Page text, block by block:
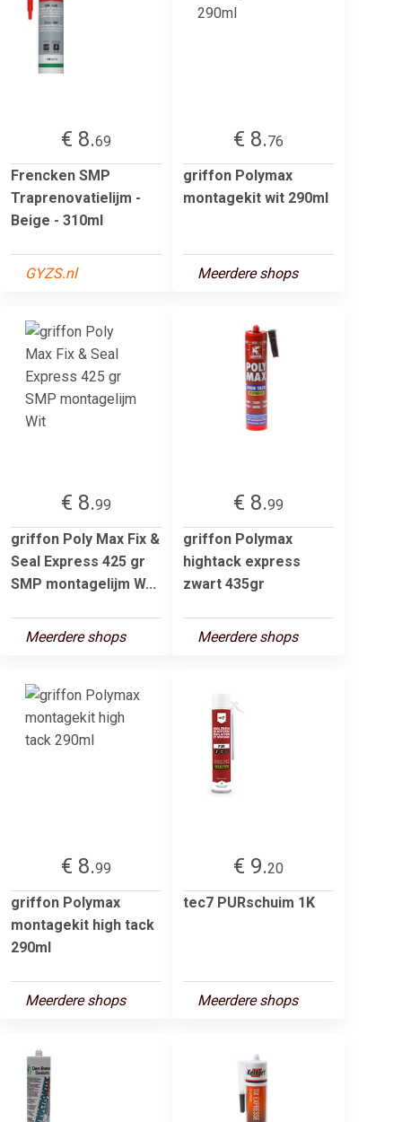
€ 8.69
Frencken SMP
Traprenovatielijm -
Beige - 310ml
GYZS.nl
€ 8.76
griffon Polymax
montagekit wit 290ml
Meerdere shops
€ 8.99
griffon Poly Max Fix &
Seal Express 425 gr
SMP montagelijm W...
Meerdere shops
€ 8.99
griffon Polymax
hightack express
zwart 435gr
Meerdere shops
€ 8.99
griffon Polymax
montagekit high tack
290ml
Meerdere shops
€ 9.20
tec7 PURschuim 1K
Meerdere shops